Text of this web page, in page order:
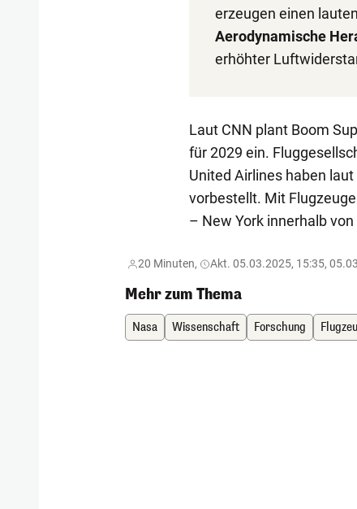
erzeugen einen
Aerodynamische
erhöhter
Laut CNN plant Boom
für 2029 ein.
United Airlines haben
vorbestellt. Mit
– New York innerhalb
20 Minuten, Akt. 05.03.2025, 15:35,
Mehr zum Thema
Nasa Wissenschaft Forschung